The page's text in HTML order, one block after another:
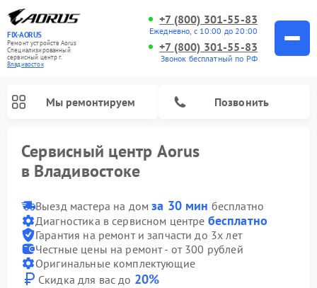
FIX-AORUS
Ремонт устройств Aorus
Специализированный
cервисный центр г.
Владивосток
+7 (800) 301-55-83
Ежедневно, с 10:00 до 20:00
+7 (800) 301-55-83
Звонок бесплатный по РФ
Мы ремонтируем Позвонить
Сервисный центр Aorus
в Владивостоке
Выезд мастера на домза 30 мин бесплатно
Диагностика в сервисном центре бесплатно
Гарантия на ремонт и запчасти до 3х лет
Честные цены на ремонт - от 300 рублей
Оригинальные комплектующие
Скидка для вас до 20%